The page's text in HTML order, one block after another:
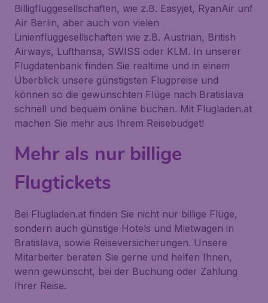
Billigfluggesellschaften, wie z.B. Easyjet, RyanAir unf
Air Berlin, aber auch von vielen
Linienfluggesellschaften wie z.B. Austrian, British
Airways, Lufthansa, SWISS oder KLM. In unserer
Flugdatenbank finden Sie realtime und in einem
Überblick unsere günstigsten Flugpreise und
können so die gewünschten Flüge nach Bratislava
schnell und bequem online buchen. Mit Flugladen.at
machen Sie mehr aus Ihrem Reisebudget!
Mehr als nur billige
Flugtickets
Bei Flugladen.at finden Sie nicht nur billige Flüge,
sondern auch günstige Hotels und Mietwagen in
Bratislava, sowie Reiseversicherungen. Unsere
Mitarbeiter beraten Sie gerne und helfen Ihnen,
wenn gewünscht, bei der Buchung oder Zahlung
Ihrer Reise.